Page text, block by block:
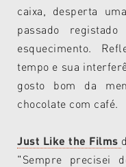
caixa, desperta
passado
esquecimento.
tempo e sua
gosto bom da
chocolate com café.
Just Like the Films
"Sempre precisei